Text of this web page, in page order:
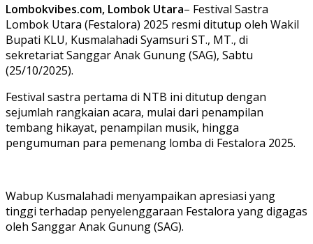
Lombokvibes.com, Lombok Utara– Festival Sastra
Lombok Utara (Festalora) 2025 resmi ditutup oleh Wakil
Bupati KLU, Kusmalahadi Syamsuri ST., MT., di
sekretariat Sanggar Anak Gunung (SAG), Sabtu
(25/10/2025).
Festival sastra pertama di NTB ini ditutup dengan
sejumlah rangkaian acara, mulai dari penampilan
tembang hikayat, penampilan musik, hingga
pengumuman para pemenang lomba di Festalora 2025.
Wabup Kusmalahadi menyampaikan apresiasi yang
tinggi terhadap penyelenggaraan Festalora yang digagas
oleh Sanggar Anak Gunung (SAG).